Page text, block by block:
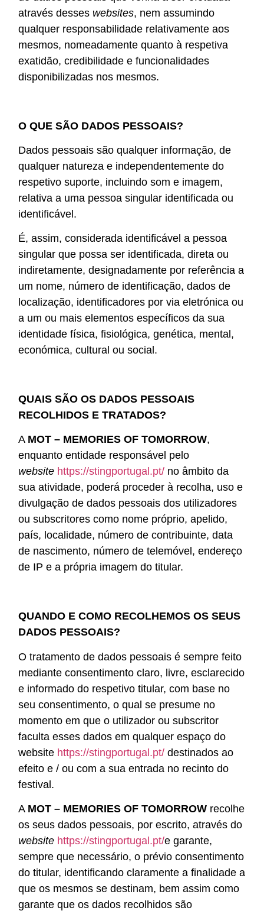
através desses websites, nem assumindo
qualquer responsabilidade relativamente aos
mesmos, nomeadamente quanto à respetiva
exatidão, credibilidade e funcionalidades
disponibilizadas nos mesmos.
O QUE SÃO DADOS PESSOAIS?
Dados pessoais são qualquer informação, de
qualquer natureza e independentemente do
respetivo suporte, incluindo som e imagem,
relativa a uma pessoa singular identificada ou
identificável.
É, assim, considerada identificável a pessoa
singular que possa ser identificada, direta ou
indiretamente, designadamente por referência a
um nome, número de identificação, dados de
localização, identificadores por via eletrónica ou
a um ou mais elementos específicos da sua
identidade física, fisiológica, genética, mental,
económica, cultural ou social.
QUAIS SÃO OS DADOS PESSOAIS
RECOLHIDOS E TRATADOS?
A MOT – MEMORIES OF TOMORROW,
enquanto entidade responsável pelo
website https://stingportugal.pt/ no âmbito da
sua atividade, poderá proceder à recolha, uso e
divulgação de dados pessoais dos utilizadores
ou subscritores como nome próprio, apelido,
país, localidade, número de contribuinte, data
de nascimento, número de telemóvel, endereço
de IP e a própria imagem do titular.
QUANDO E COMO RECOLHEMOS OS SEUS
DADOS PESSOAIS?
O tratamento de dados pessoais é sempre feito
mediante consentimento claro, livre, esclarecido
e informado do respetivo titular, com base no
seu consentimento, o qual se presume no
momento em que o utilizador ou subscritor
faculta esses dados em qualquer espaço do
website https://stingportugal.pt/ destinados ao
efeito e / ou com a sua entrada no recinto do
festival.
A MOT – MEMORIES OF TOMORROW recolhe
os seus dados pessoais, por escrito, através do
website https://stingportugal.pt/e garante,
sempre que necessário, o prévio consentimento
do titular, identificando claramente a finalidade a
que os mesmos se destinam, bem assim como
garante que os dados recolhidos são